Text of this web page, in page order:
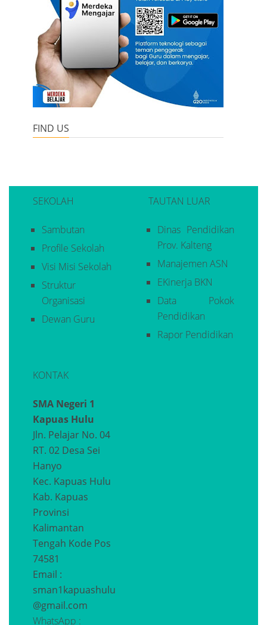
FIND US
SEKOLAH
Sambutan
Profile Sekolah
Visi Misi Sekolah
Struktur
Organisasi
Dewan Guru
TAUTAN LUAR
Dinas Pendidikan
Prov. Kalteng
Manajemen ASN
EKinerja BKN
Data Pokok
Pendidikan
Rapor Pendidikan
KONTAK
SMA Negeri 1
Kapuas Hulu
Jln. Pelajar No. 04
RT. 02 Desa Sei
Hanyo
Kec. Kapuas Hulu
Kab. Kapuas
Provinsi
Kalimantan
Tengah Kode Pos
74581
Email :
sman1kapuashulu
@gmail.com
WhatsApp :